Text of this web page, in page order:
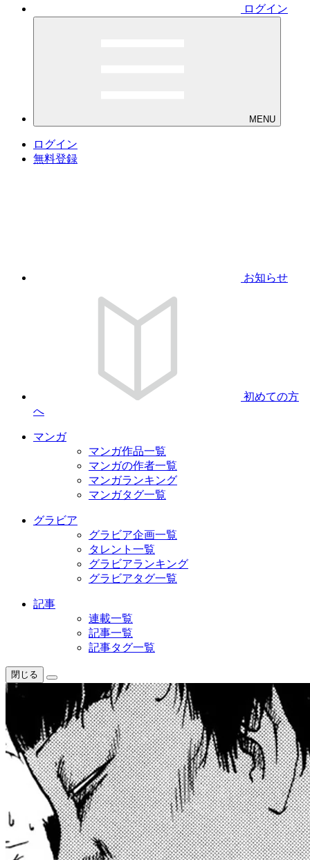
ログイン
MENU
ログイン
無料登録
お知らせ
初めての方
へ
マンガ
マンガ作品一覧
マンガの作者一覧
マンガランキング
マンガタグ一覧
グラビア
グラビア企画一覧
タレント一覧
グラビアランキング
グラビアタグ一覧
記事
連載一覧
記事一覧
記事タグ一覧
閉じる